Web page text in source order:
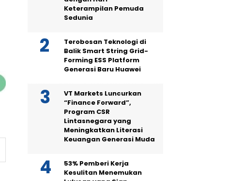
Keterampilan Pemuda
Sedunia
Terobosan Teknologi di
Balik Smart String Grid-
Forming ESS Platform
Generasi Baru Huawei
VT Markets Luncurkan
“Finance Forward”,
Program CSR
Lintasnegara yang
Meningkatkan Literasi
Keuangan Generasi Muda
53% Pemberi Kerja
Kesulitan Menemukan